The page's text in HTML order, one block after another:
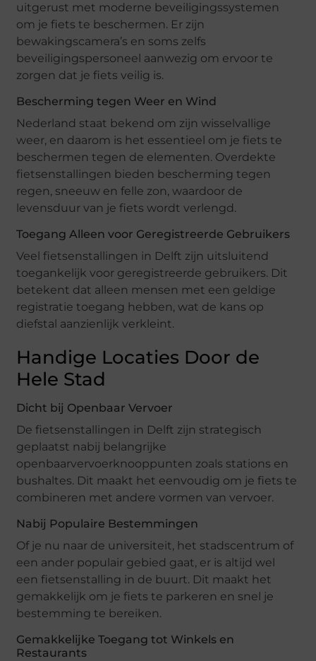
uitgerust met moderne beveiligingssystemen
om je fiets te beschermen. Er zijn
bewakingscamera’s en soms zelfs
beveiligingspersoneel aanwezig om ervoor te
zorgen dat je fiets veilig is.
Bescherming tegen Weer en Wind
Nederland staat bekend om zijn wisselvallige
weer, en daarom is het essentieel om je fiets te
beschermen tegen de elementen. Overdekte
fietsenstallingen bieden bescherming tegen
regen, sneeuw en felle zon, waardoor de
levensduur van je fiets wordt verlengd.
Toegang Alleen voor Geregistreerde Gebruikers
Veel fietsenstallingen in Delft zijn uitsluitend
toegankelijk voor geregistreerde gebruikers. Dit
betekent dat alleen mensen met een geldige
registratie toegang hebben, wat de kans op
diefstal aanzienlijk verkleint.
Handige Locaties Door de
Hele Stad
Dicht bij Openbaar Vervoer
De fietsenstallingen in Delft zijn strategisch
geplaatst nabij belangrijke
openbaarvervoerknooppunten zoals stations en
bushaltes. Dit maakt het eenvoudig om je fiets te
combineren met andere vormen van vervoer.
Nabij Populaire Bestemmingen
Of je nu naar de universiteit, het stadscentrum of
een ander populair gebied gaat, er is altijd wel
een fietsenstalling in de buurt. Dit maakt het
gemakkelijk om je fiets te parkeren en snel je
bestemming te bereiken.
Gemakkelijke Toegang tot Winkels en
Restaurants